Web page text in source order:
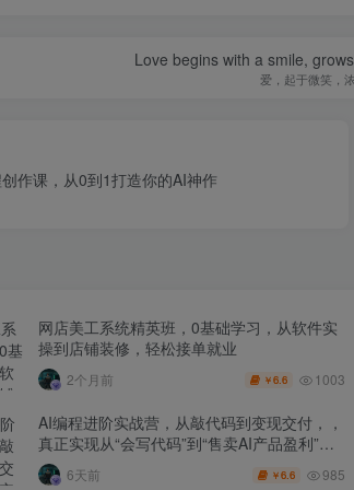
Love begins with a smile,
爱，起于微笑，
作课，从0到1打造你的AI神作
网店美工系统精英班，0基础学习，从软件实
操到店铺装修，轻松接单就业
2个月前 ￥6.6 1003
AI编程进阶实战营，从敲代码到变现交付，，
真正实现从“会写代码”到“售卖AI产品盈利”的
跨越
6天前 ￥6.6 985